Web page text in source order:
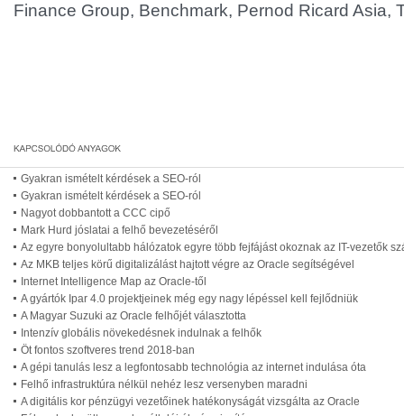
Finance Group, Benchmark, Pernod Ricard Asia,
Gyakran ismételt kérdések a SEO-ról
Gyakran ismételt kérdések a SEO-ról
Nagyot dobbantott a CCC cipő
Mark Hurd jóslatai a felhő bevezetéséről
Az egyre bonyolultabb hálózatok egyre több fejfájást okoznak az IT-vezetők
Az MKB teljes körű digitalizálást hajtott végre az Oracle segítségével
Internet Intelligence Map az Oracle-től
A gyártók Ipar 4.0 projektjeinek még egy nagy lépéssel kell fejlődniük
A Magyar Suzuki az Oracle felhőjét választotta
Intenzív globális növekedésnek indulnak a felhők
Öt fontos szoftveres trend 2018-ban
A gépi tanulás lesz a legfontosabb technológia az internet indulása óta
Felhő infrastruktúra nélkül nehéz lesz versenyben maradni
A digitális kor pénzügyi vezetőinek hatékonyságát vizsgálta az Oracle